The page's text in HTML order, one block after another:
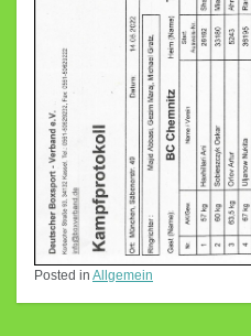
Posted in Allgemein